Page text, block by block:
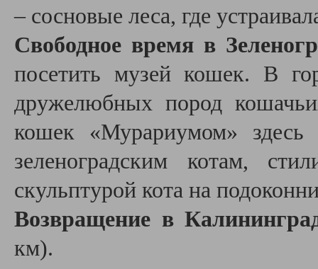
– сосновые леса, где
Свободное время в
посетить музей кошек. В
дружелюбных пород
кошек «Мурариумом» здесь
зеленоградским котам,
скульптурой кота на
Возвращение в
км).